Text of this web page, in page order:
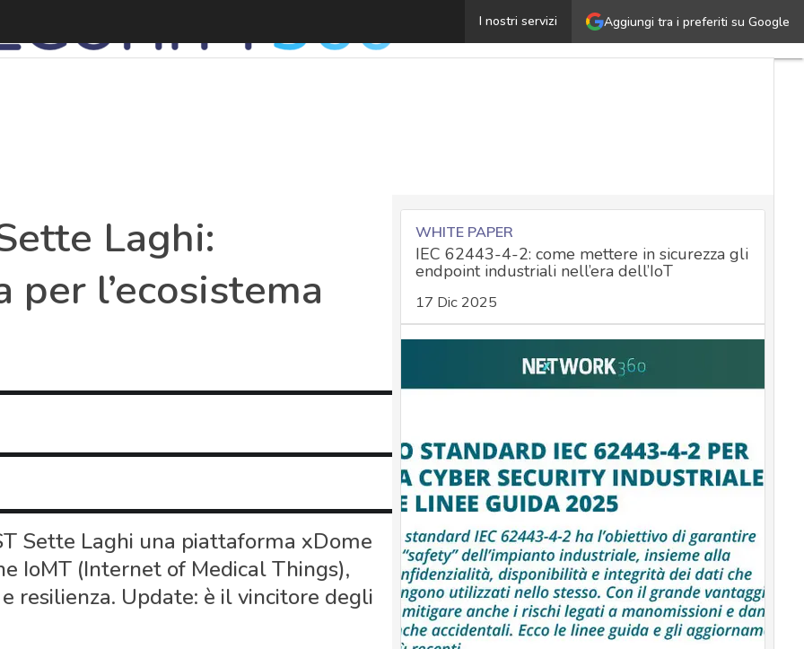
Aggiungi tra i preferiti su Google
I nostri servizi
Longwave e ASST Sette Laghi: visibilità e sicurezza per
Laghi:
l’ecosistema
Sette Laghi una piattaforma xDome
IoMT (Internet of Medical Things),
resilienza. Update: è il vincitore degli
WHITE PAPER
IEC 62443-4-2: come mettere in sicurezza gli
endpoint industriali nell’era dell’IoT
17 Dic 2025